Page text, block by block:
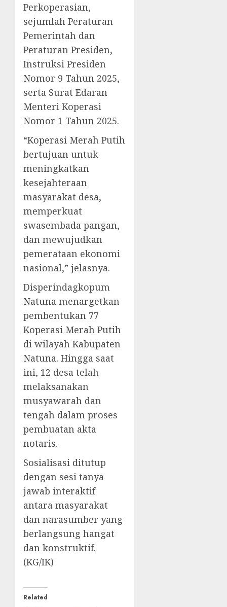
Perkoperasian,
sejumlah Peraturan
Pemerintah dan
Peraturan Presiden,
Instruksi Presiden
Nomor 9 Tahun 2025,
serta Surat Edaran
Menteri Koperasi
Nomor 1 Tahun 2025.
“Koperasi Merah Putih
bertujuan untuk
meningkatkan
kesejahteraan
masyarakat desa,
memperkuat
swasembada pangan,
dan mewujudkan
pemerataan ekonomi
nasional,” jelasnya.
Disperindagkopum
Natuna menargetkan
pembentukan 77
Koperasi Merah Putih
di wilayah Kabupaten
Natuna. Hingga saat
ini, 12 desa telah
melaksanakan
musyawarah dan
tengah dalam proses
pembuatan akta
notaris.
Sosialisasi ditutup
dengan sesi tanya
jawab interaktif
antara masyarakat
dan narasumber yang
berlangsung hangat
dan konstruktif.
(KG/IK)
Related